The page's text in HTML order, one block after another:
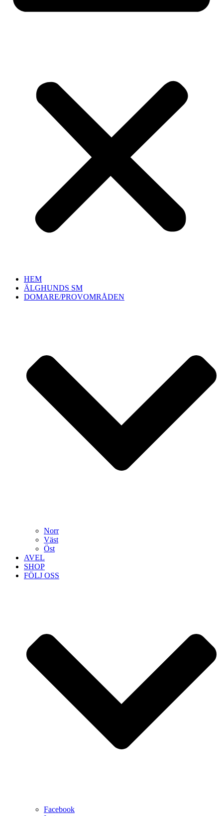
HEM
ÄLGHUNDS SM
DOMARE/PROVOMRÅDEN
Norr
Väst
Öst
AVEL
SHOP
FÖLJ OSS
Facebook